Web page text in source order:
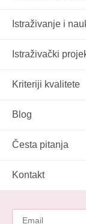
Istraživanje i
Istraživački
Kriteriji kvalitete
Blog
Česta pitanja
Kontakt